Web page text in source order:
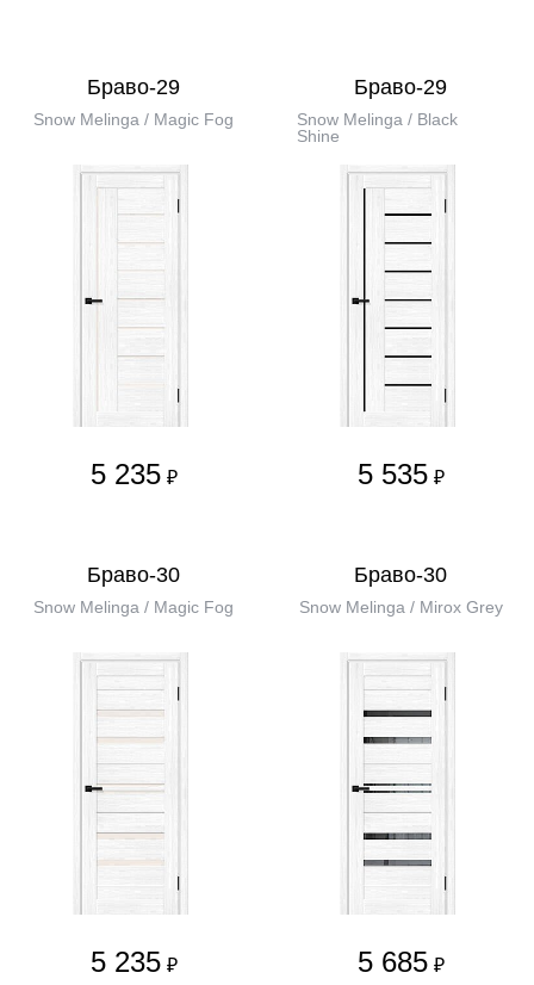
Браво-29
Snow Melinga / Magic Fog
5 235 ₽
Браво-29
Snow Melinga / Black
Shine
5 535 ₽
Браво-30
Snow Melinga / Magic Fog
5 235 ₽
Браво-30
Snow Melinga / Mirox Grey
5 685 ₽